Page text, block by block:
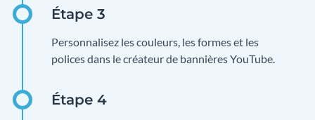
Personnalisez les couleurs, les formes et les
polices dans le créateur de bannières YouTube.